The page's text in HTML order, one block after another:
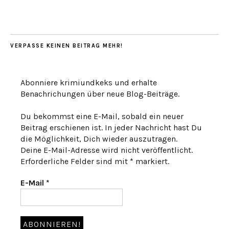
VERPASSE KEINEN BEITRAG MEHR!
Abonniere krimiundkeks und erhalte
Benachrichungen über neue Blog-Beiträge.
Du bekommst eine E-Mail, sobald ein neuer
Beitrag erschienen ist. In jeder Nachricht hast Du
die Möglichkeit, Dich wieder auszutragen.
Deine E-Mail-Adresse wird nicht veröffentlicht.
Erforderliche Felder sind mit * markiert.
E-Mail *